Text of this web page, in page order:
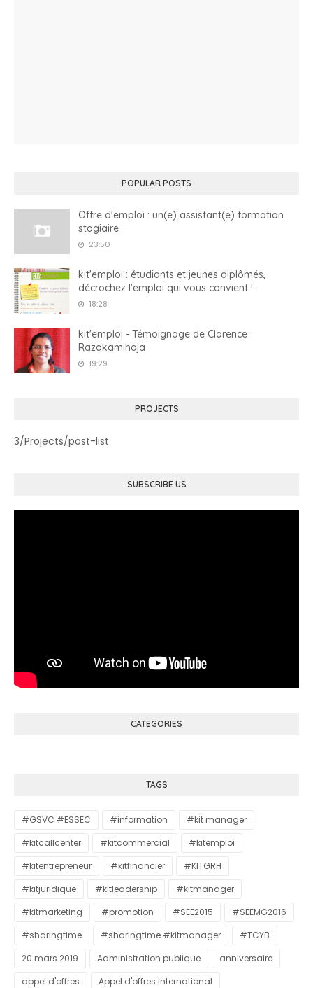
POPULAR POSTS
Offre d'emploi : un(e) assistant(e) formation
stagiaire
23:50
kit'emploi : étudiants et jeunes diplômés,
décrochez l'emploi qui vous convient !
18:28
kit'emploi - Témoignage de Clarence
Razakamihaja
19:29
PROJECTS
3/Projects/post-list
SUBSCRIBE US
CATEGORIES
TAGS
#GSVC #ESSEC #information
#kit manager
#kitcallcenter
#kitcommercial
#kitemploi
#kitentrepreneur
#kitfinancier
#KITGRH
#kitjuridique
#kitleadership
#kitmanager
#kitmarketing
#promotion #SEE2015
#SEEMG2016
#sharingtime
#sharingtime #kitmanager
#TCYB
20 mars 2019
Administration publique
anniversaire
appel d'offres
Appel d'offres international